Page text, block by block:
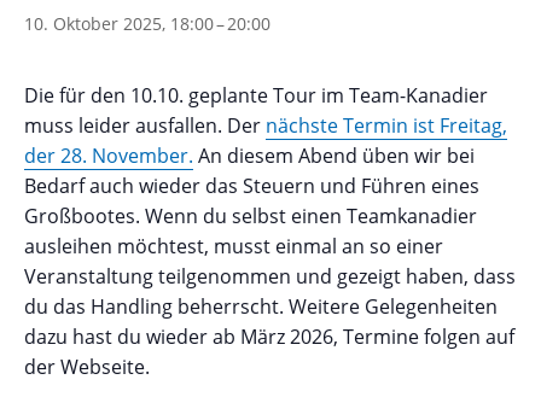
10. Oktober 2025, 18:00–20:00
Die für den 10.10. geplante Tour im Team-Kanadier
muss leider ausfallen. Der nächste Termin ist Freitag,
der 28. November. An diesem Abend üben wir bei
Bedarf auch wieder das Steuern und Führen eines
Großbootes. Wenn du selbst einen Teamkanadier
ausleihen möchtest, musst einmal an so einer
Veranstaltung teilgenommen und gezeigt haben, dass
du das Handling beherrscht. Weitere Gelegenheiten
dazu hast du wieder ab März 2026, Termine folgen auf
der Webseite.